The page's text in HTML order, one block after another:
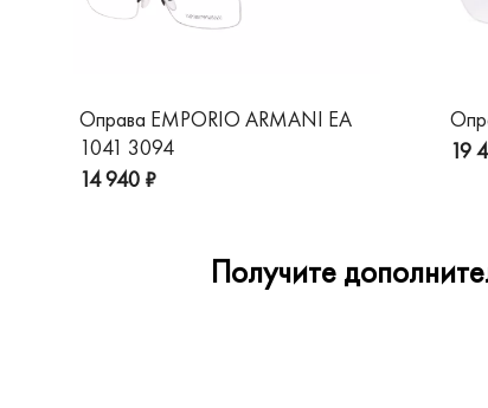
Оправа EMPORIO ARMANI EA
1041 3094
14 940 ₽
19
Получите